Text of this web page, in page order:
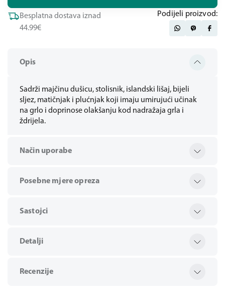
Opis
Sadrži majčinu dušicu, stolisnik, islandski lišaj, bijeli
sljez, matičnjak i plućnjak koji imaju umirujući učinak
na grlo i doprinose olakšanju kod nadražaja grla i
ždrijela.
Način uporabe
Posebne mjere opreza
Sastojci
Detalji
Recenzije
Besplatna dostava iznad
44.99€
Podijeli proizvod: